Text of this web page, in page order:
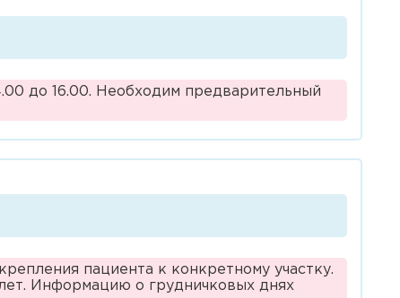
до 16.00. Необходим предварительный
пациента к конкретному участку.
Информацию о грудничковых днях